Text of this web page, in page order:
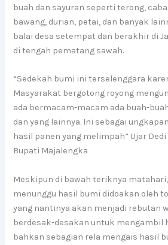
buah dan sayuran seperti terong,
bawang, durian, petai, dan banyak
balai desa setempat dan berakhir di
di tengah pematang sawah.
“Sedekah bumi ini terselenggara
Masyarakat bergotong royong
ada bermacam-macam ada buah-
dan yang lainnya. Ini sebagai
hasil panen yang melimpah” Ujar Dedi
Bupati Majalengka
Meskipun di bawah teriknya
menunggu hasil bumi didoakan oleh
yang nantinya akan menjadi rebutan
berdesak-desakan untuk mengambil
bahkan sebagian rela mengais hasil